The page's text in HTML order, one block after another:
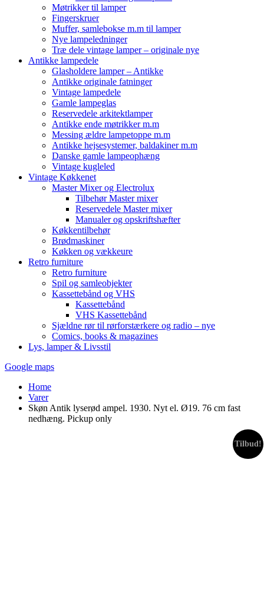
Møtrikker til lamper
Fingerskruer
Muffer, samlebokse m.m til lamper
Nye lampeledninger
Træ dele vintage lamper – originale nye
Antikke lampedele
Glasholdere lamper – Antikke
Antikke originale fatninger
Vintage lampedele
Gamle lampeglas
Reservedele arkitektlamper
Antikke ende møtrikker m.m
Messing ældre lampetoppe m.m
Antikke hejsesystemer, baldakiner m.m
Danske gamle lampeophæng
Vintage kugleled
Vintage Køkkenet
Master Mixer og Electrolux
Tilbehør Master mixer
Reservedele Master mixer
Manualer og opskriftshæfter
Køkkentilbehør
Brødmaskiner
Køkken og vækkeure
Retro furniture
Retro furniture
Spil og samleobjekter
Kassettebånd og VHS
Kassettebånd
VHS Kassettebånd
Sjældne rør til rørforstærkere og radio – nye
Comics, books & magazines
Lys, lamper & Livsstil
Google maps
Home
Varer
Skøn Antik lyserød ampel. 1930. Nyt el. Ø19. 76 cm fast
nedhæng. Pickup only
Tilbud!